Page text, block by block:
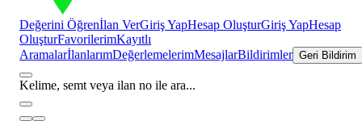
Değerini Öğrenİlan VerGiriş YapHesap OluşturGiriş YapHesap
OluşturFavorilerimKayıtlı
AramalarİlanlarımDeğerlemelerimMesajlarBildirimler Geri Bildirim
Kelime, semt veya ilan no ile ara...